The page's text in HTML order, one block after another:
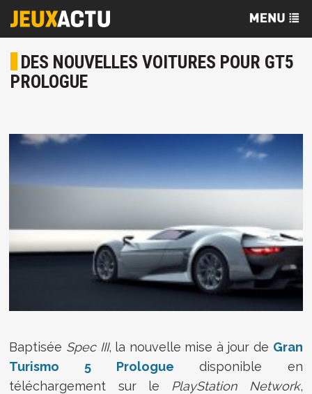
DES NOUVELLES VOITURES POUR GT5
PROLOGUE
Baptisée Spec III, la nouvelle mise à jour de Gran
Turismo 5 Prologue disponible en
téléchargement sur le PlayStation Network,